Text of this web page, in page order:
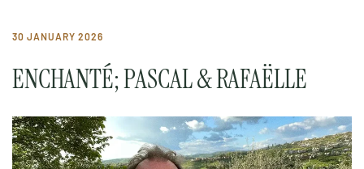
30 JANUARY 2026
ENCHANTÉ; PASCAL & RAFAËLLE